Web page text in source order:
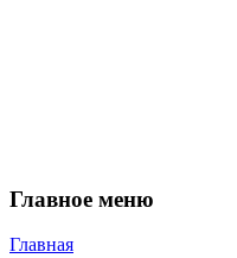
Главное меню
Главная